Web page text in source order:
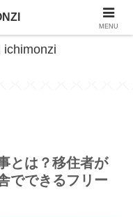
Plan
ichimonzi
とは？移住者が
でできるフリー
MENU